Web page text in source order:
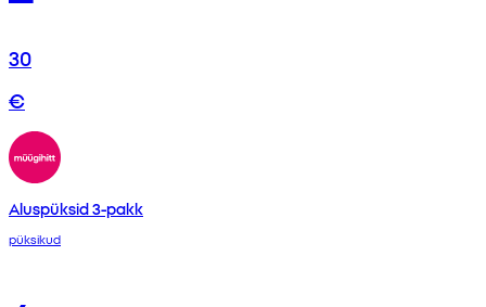
30
€
Aluspüksid 3-pakk
püksikud